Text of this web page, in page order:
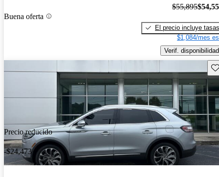
Buena oferta
$55,895
El precio incluye tasas
$1,084/mes
Verif. disponibilidad
Precio reducido
-$24,473